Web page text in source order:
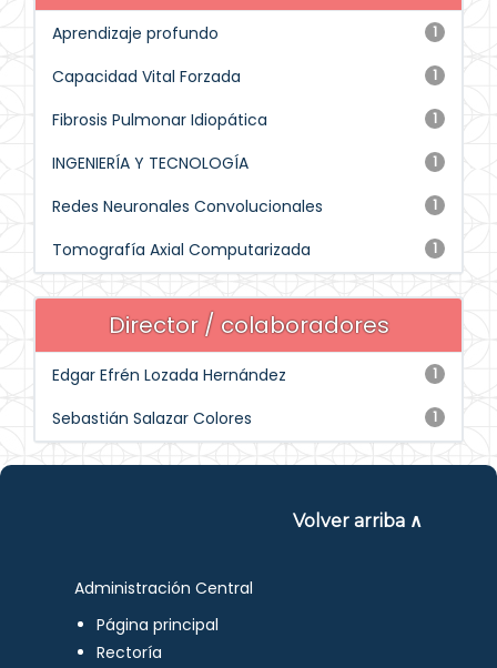
1
Aprendizaje profundo
1
Capacidad Vital Forzada
1
Fibrosis Pulmonar Idiopática
1
INGENIERÍA Y TECNOLOGÍA
1
Redes Neuronales Convolucionales
1
Tomografía Axial Computarizada
Director / colaboradores
1
Edgar Efrén Lozada Hernández
1
Sebastián Salazar Colores
Volver arriba ∧
Administración Central
Página principal
Rectoría